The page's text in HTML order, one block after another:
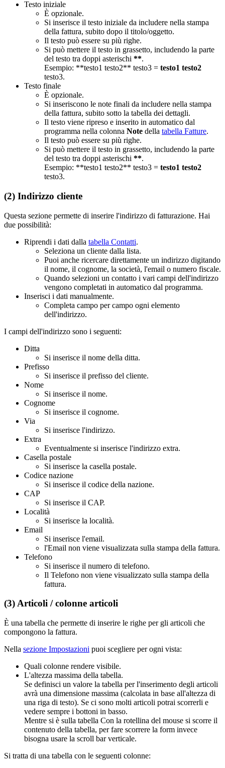
Testo iniziale
È opzionale.
Si inserisce il testo iniziale da includere nella stampa
della fattura, subito dopo il titolo/oggetto.
Il testo può essere su più righe.
Si può mettere il testo in grassetto, includendo la parte
del testo tra doppi asterischi **.
Esempio: **testo1 testo2** testo3 = testo1 testo2
testo3.
Testo finale
È opzionale.
Si inseriscono le note finali da includere nella stampa
della fattura, subito sotto la tabella dei dettagli.
Il testo viene ripreso e inserito in automatico dal
programma nella colonna Note della tabella Fatture.
Il testo può essere su più righe.
Si può mettere il testo in grassetto, includendo la parte
del testo tra doppi asterischi **.
Esempio: **testo1 testo2** testo3 = testo1 testo2
testo3.
(2) Indirizzo cliente
Questa sezione permette di inserire l'indirizzo di fatturazione. Hai
due possibilità:
Riprendi i dati dalla tabella Contatti.
Seleziona un cliente dalla lista.
Puoi anche ricercare direttamente un indirizzo digitando
il nome, il cognome, la società, l'email o numero fiscale.
Quando selezioni un contatto i vari campi dell'indirizzo
vengono completati in automatico dal programma.
Inserisci i dati manualmente.
Completa campo per campo ogni elemento
dell'indirizzo.
I campi dell'indirizzo sono i seguenti:
Ditta
Si inserisce il nome della ditta.
Prefisso
Si inserisce il prefisso del cliente.
Nome
Si inserisce il nome.
Cognome
Si inserisce il cognome.
Via
Si inserisce l'indirizzo.
Extra
Eventualmente si inserisce l'indirizzo extra.
Casella postale
Si inserisce la casella postale.
Codice nazione
Si inserisce il codice della nazione.
CAP
Si inserisce il CAP.
Località
Si inserisce la località.
Email
Si inserisce l'email.
l'Email non viene visualizzata sulla stampa della fattura.
Telefono
Si inserisce il numero di telefono.
Il Telefono non viene visualizzato sulla stampa della
fattura.
(3) Articoli / colonne articoli
È una tabella che permette di inserire le righe per gli articoli che
compongono la fattura.
Nella sezione Impostazioni puoi scegliere per ogni vista:
Quali colonne rendere visibile.
L'altezza massima della tabella.
Se definisci un valore la tabella per l'inserimento degli articoli
avrà una dimensione massima (calcolata in base all'altezza di
una riga di testo). Se ci sono molti articoli potrai scorrerli e
vedere sempre i bottoni in basso.
Mentre si è sulla tabella Con la rotellina del mouse si scorre il
contenuto della tabella, per fare scorrere la form invece
bisogna usare la scroll bar verticale.
Si tratta di una tabella con le seguenti colonne: